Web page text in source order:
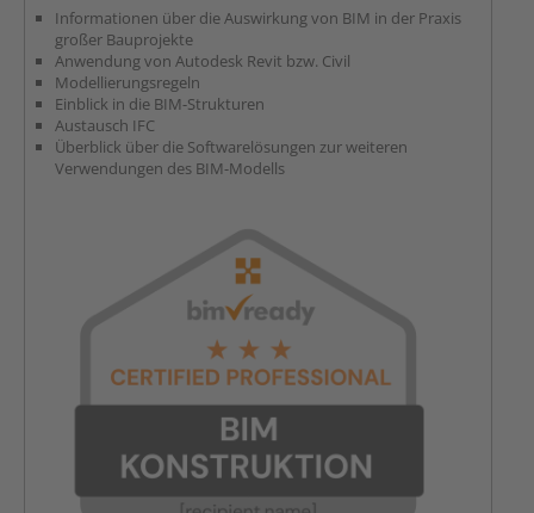
Informationen über die Auswirkung von BIM in der Praxis
großer Bauprojekte
Anwendung von Autodesk Revit bzw. Civil
Modellierungsregeln
Einblick in die BIM-Strukturen
Austausch IFC
Überblick über die Softwarelösungen zur weiteren
Verwendungen des BIM-Modells